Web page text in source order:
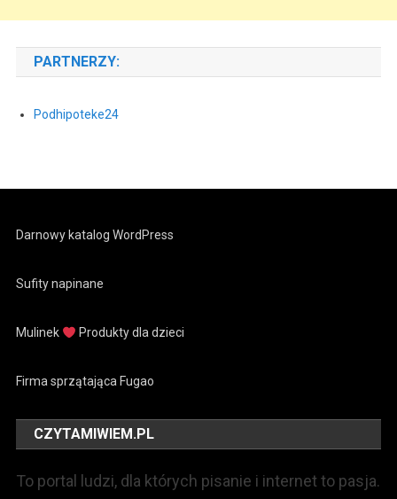
PARTNERZY:
Podhipoteke24
Darnowy katalog WordPress
Sufity napinane
Mulinek Produkty dla dzieci
Firma sprzątająca Fugao
CZYTAMIWIEM.PL
To portal ludzi, dla których pisanie i internet to pasja.